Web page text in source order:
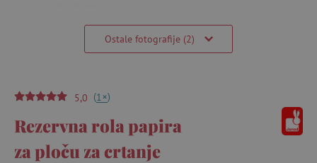
Ostale fotografije (2)
5,0 (1+)
Rezervna rola papira
za ploču za crtanje